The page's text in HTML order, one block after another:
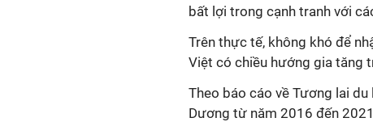
bất lợi trong cạnh tranh với
Trên thực tế, không khó để
Việt có chiều hướng gia tăng
Theo báo cáo về Tương lai
Dương từ năm 2016 đến